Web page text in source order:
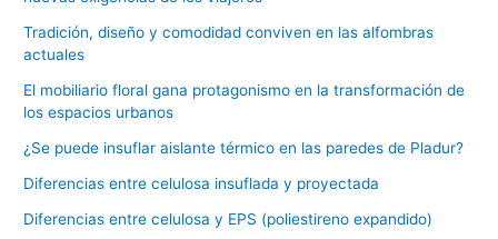
Tradición, diseño y comodidad conviven en las alfombras
actuales
El mobiliario floral gana protagonismo en la transformación de
los espacios urbanos
¿Se puede insuflar aislante térmico en las paredes de Pladur?
Diferencias entre celulosa insuflada y proyectada
Diferencias entre celulosa y EPS (poliestireno expandido)